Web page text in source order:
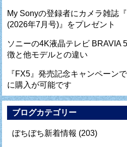
My Sonyの登録者にカメラ雑誌
(2026年7月号)』をプレゼント
ソニーの4K液晶テレビ BRAVIA
徴と他モデルとの違い
『FX5』発売記念キャンペーン
に購入が可能です
ブログカテゴリー
ぼちぼち新着情報 (203)